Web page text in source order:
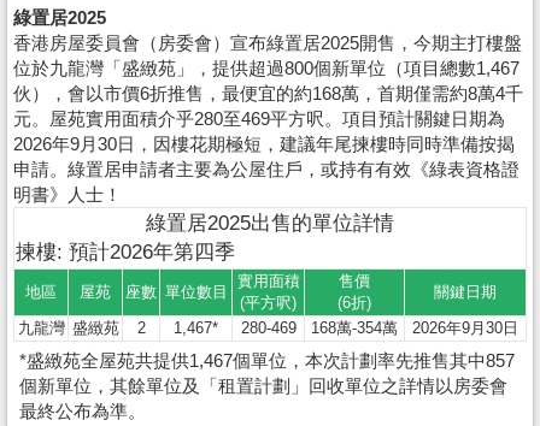
綠置居2025
香港房屋委員會（房委會）宣布綠置居2025開售，今期主打樓盤
位於九龍灣「盛緻苑」，提供超過800個新單位（項目總數1,467
伙），會以市價6折推售，最便宜的約168萬，首期僅需約8萬4千
元。屋苑實用面積介乎280至469平方呎。項目預計關鍵日期為
2026年9月30日，因樓花期極短，建議年尾揀樓時同時準備按揭
申請。綠置居申請者主要為公屋住戶，或持有有效《綠表資格證
明書》人士！
綠置居2025出售的單位詳情
揀樓: 預計2026年第四季
地區 屋苑 座數 單位數目
實用面積
(平方呎)
售價
(6折)
關鍵日期
九龍灣 盛緻苑 2 1,467* 280-469 168萬-354萬 2026年9月30日
*盛緻苑全屋苑共提供1,467個單位，本次計劃率先推售其中857
個新單位，其餘單位及「租置計劃」回收單位之詳情以房委會
最終公布為準。